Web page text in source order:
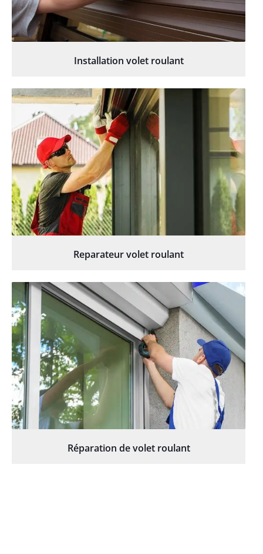
Installation volet roulant
Reparateur volet roulant
Réparation de volet roulant